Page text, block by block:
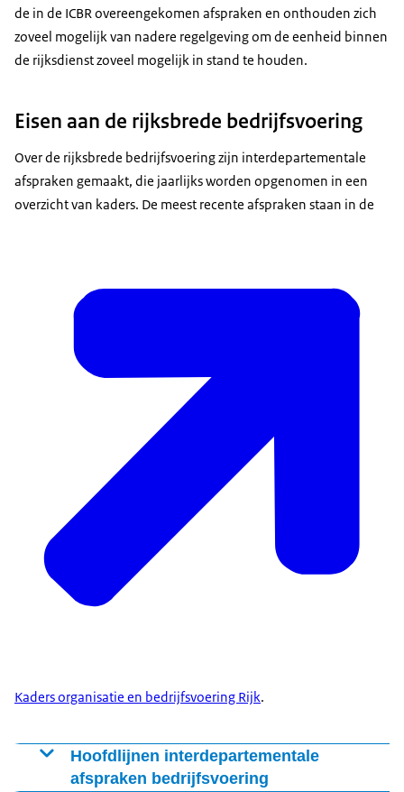
Organisatie en Personeel Rijk (O&P Rijk)
is bijvoorbeeld
dienstverleners op het vlak van ICT en de
gemeenschappelijke financiële administratie van een
Directoraat-generaal Vastgoed en Bedrijfsvoering Rijk
de in de ICBR overeengekomen afspraken en onthouden zich
zoveel mogelijk van nadere regelgeving om de eenheid binnen
de rijksdienst zoveel mogelijk in stand te houden.
Eisen aan de rijksbrede bedrijfsvoering
Over de rijksbrede bedrijfsvoering zijn interdepartementale
afspraken gemaakt, die jaarlijks worden opgenomen in een
overzicht van kaders. De meest recente afspraken staan in de
Kaders organisatie en bedrijfsvoering Rijk.
Hoofdlijnen interdepartementale
afspraken bedrijfsvoering